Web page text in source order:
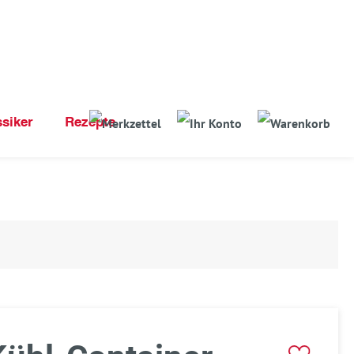
Rezepte